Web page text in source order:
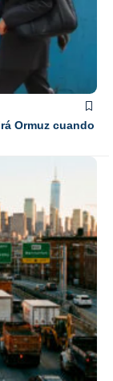
Ormuz cuando